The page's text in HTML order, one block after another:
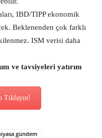
IBD/TIPP ekonomik
Beklenenden çok farklı
ISM verisi daha
ve tavsiyeleri yatırım
Tıklayın!
gündem